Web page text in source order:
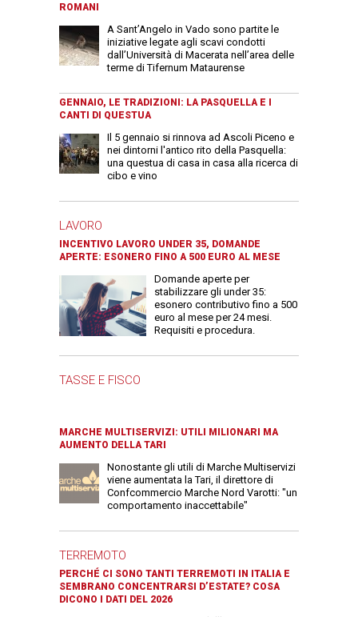
ROMANI
A Sant’Angelo in Vado sono partite le
iniziative legate agli scavi condotti
dall’Università di Macerata nell’area delle
terme di Tifernum Mataurense
GENNAIO, LE TRADIZIONI: LA PASQUELLA E I
CANTI DI QUESTUA
Il 5 gennaio si rinnova ad Ascoli Piceno e
nei dintorni l'antico rito della Pasquella:
una questua di casa in casa alla ricerca di
cibo e vino
LAVORO
INCENTIVO LAVORO UNDER 35, DOMANDE
APERTE: ESONERO FINO A 500 EURO AL MESE
Domande aperte per
stabilizzare gli under 35:
esonero contributivo fino a 500
euro al mese per 24 mesi.
Requisiti e procedura.
TASSE E FISCO
MARCHE MULTISERVIZI: UTILI MILIONARI MA
AUMENTO DELLA TARI
Nonostante gli utili di Marche Multiservizi
viene aumentata la Tari, il direttore di
Confcommercio Marche Nord Varotti: "un
comportamento inaccettabile"
TERREMOTO
PERCHÉ CI SONO TANTI TERREMOTI IN ITALIA E
SEMBRANO CONCENTRARSI D’ESTATE? COSA
DICONO I DATI DEL 2026